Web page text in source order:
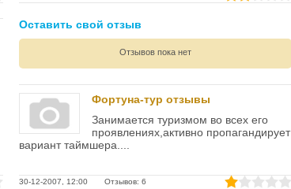
Оставить свой отзыв
Отзывов пока нет
Фортуна-тур отзывы
Занимается туризмом во всех его
проявлениях,активно пропагандирует
вариант таймшера....
30-12-2007, 12:00 Отзывов: 6